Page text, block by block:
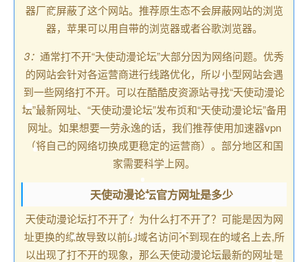
器厂商屏蔽了这个网站。推荐原生态不会屏蔽网站的浏览
器，苹果可以用自带的浏览器或者谷歌浏览器。
3： 通常打不开“天使动漫论坛”大部分因为网络问题。优秀
的网站会针对各运营商进行线路优化，所以小型网站会遇
到一些网络打不开。可以在酷酷皮资源站寻找“天使动漫论
坛”最新网址、“天使动漫论坛”发布页和“天使动漫论坛”备用
网址。如果想要一劳永逸的话，我们推荐使用加速器vpn
（将自己的网络切换成更稳定的运营商）。部分地区和国
家需要科学上网。
天使动漫论坛官方网址是多少
天使动漫论坛打不开了？为什么打不开了？可能是因为网
址更换的缘故导致以前的域名访问不到现在的域名上去,所
以出现了打不开的现象，那么天使动漫论坛最新的网址是